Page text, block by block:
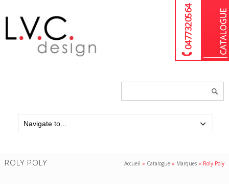
04 77 32 05 64
ROLY POLY Accueil » Catalogue » Marques » Roly Poly